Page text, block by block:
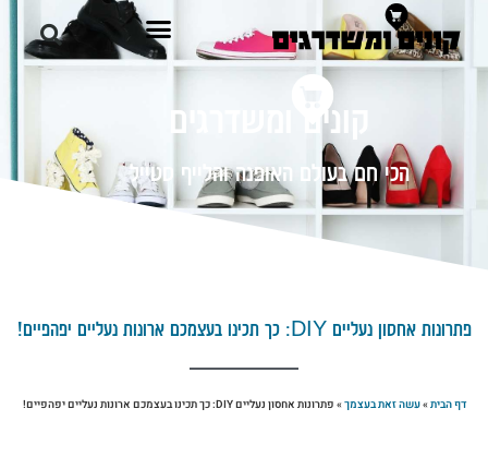
קונים ומשדרגים
הכי חם בעולם האופנה והלייף סטייל
פתרונות אחסון נעליים DIY: כך תכינו בעצמכם ארונות נעליים יפהפיים!
דף הבית»עשה זאת בעצמך» פתרונות אחסון נעליים DIY: כך תכינו בעצמכם ארונות נעליים יפהפיים!